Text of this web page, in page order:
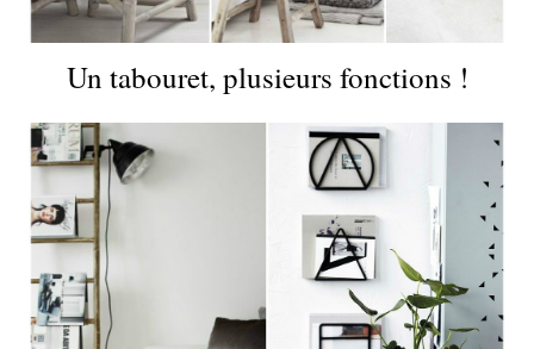
Un tabouret, plusieurs fonctions !